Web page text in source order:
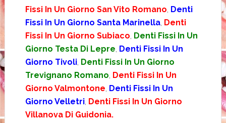
Fissi In Un Giorno San Vito Romano Denti
Fissi In Un Giorno Santa Marinella, Denti
Fissi In Un Giorno Subiaco Denti Fissi In Un
Giorno Testa Di Lepre Denti Fissi In Un
Giorno Tivoli, Denti Fissi In Un Giorno
Trevignano Romano Denti Fissi In Un
Giorno Valmontone Denti Fissi In Un
Giorno Velletri, Denti Fissi In Un Giorno
Villanova Di Guidonia.